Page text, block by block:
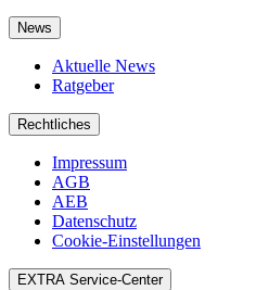
News
Aktuelle News
Ratgeber
Rechtliches
Impressum
AGB
AEB
Datenschutz
Cookie-Einstellungen
EXTRA Service-Center